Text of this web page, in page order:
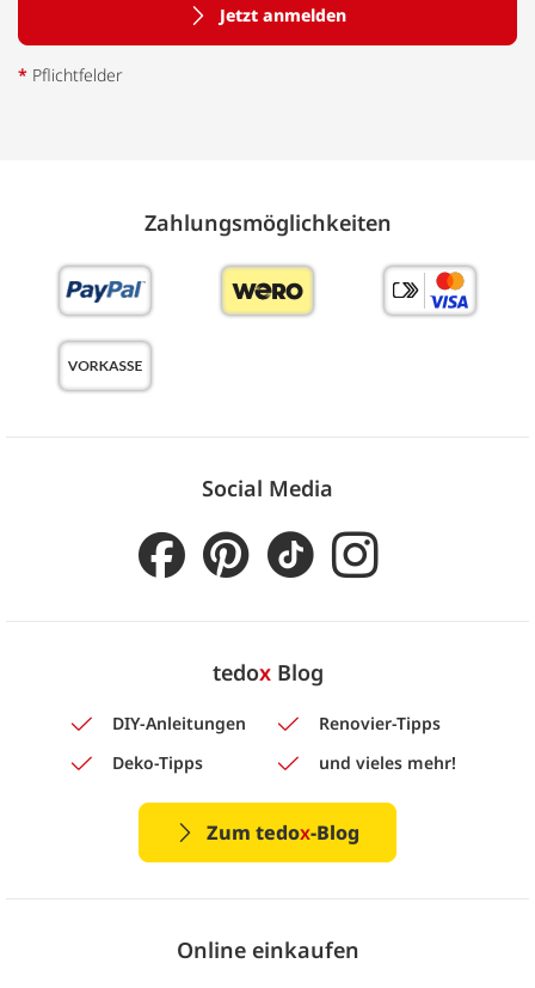
Jetzt anmelden
* Pflichtfelder
Zahlungs­möglich­keiten
Social Media
tedoxBlog
DIY-Anleitungen
Renovier-Tipps
Deko-Tipps
und vieles mehr!
Zum tedox-Blog
Online einkaufen